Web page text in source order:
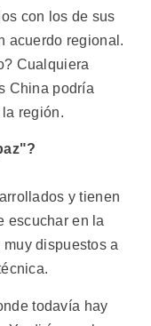
con los de sus
acuerdo regional.
Cualquiera
China podría
región.
y tienen
escuchar en la
dispuestos a
todavía hay